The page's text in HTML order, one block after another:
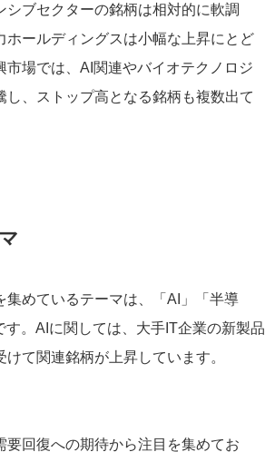
シブセクターの銘柄は相対的に軟調
ホールディングスは小幅な上昇にとど
市場では、AI関連やバイオテクノロジ
し、ストップ高となる銘柄も複数出て
集めているテーマは、「AI」「半導
す。AIに関しては、大手IT企業の新製品
て関連銘柄が上昇しています。
要回復への期待から注目を集めてお